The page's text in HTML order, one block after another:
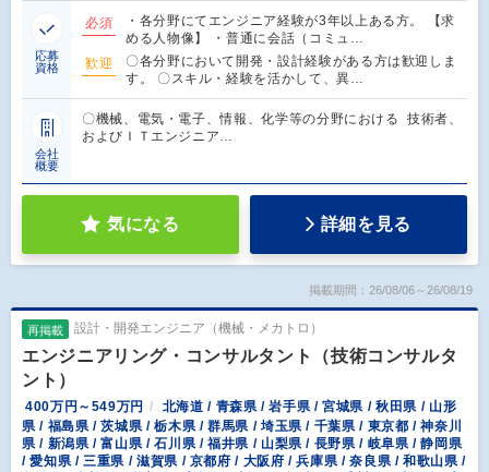
応募
資格
必須
・各分野にてエンジニア経験が3年以上ある方。 【求
める人物像】 ・普通に会話（コミュ…
歓迎
〇各分野において開発・設計経験がある方は歓迎しま
す。 〇スキル・経験を活かして、異…
会社
概要
〇機械、電気・電子、情報、化学等の分野における 技術者、
およびＩＴエンジニア…
気になる 詳細を見る
掲載期間：26/08/06～26/08/19
再掲載 設計・開発エンジニア（機械・メカトロ）
エンジニアリング・コンサルタント（技術コンサルタ
ント）
400万円～549万円
北海道 / 青森県 / 岩手県 / 宮城県 / 秋田県 / 山形
県 / 福島県 / 茨城県 / 栃木県 / 群馬県 / 埼玉県 / 千葉県 / 東京都 / 神奈川
県 / 新潟県 / 富山県 / 石川県 / 福井県 / 山梨県 / 長野県 / 岐阜県 / 静岡県
/ 愛知県 / 三重県 / 滋賀県 / 京都府 / 大阪府 / 兵庫県 / 奈良県 / 和歌山県 /